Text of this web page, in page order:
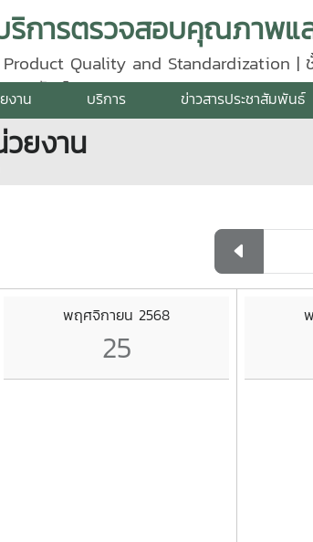
Quality and Standardization | ชั้
โทรศัพท์ 0 5387 5640
งาน บริการ ข่าวสารประชาสัมพันธ์
ยงาน
พฤศจิกายน 2568
25